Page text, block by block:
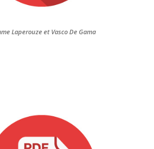
Laperouze et Vasco De Gama